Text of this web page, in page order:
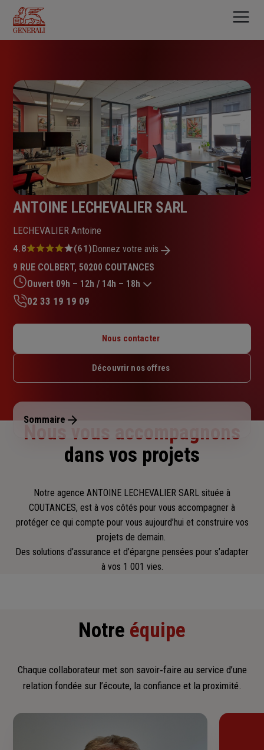
contenu
principal
ANTOINE LECHEVALIER SARL
LECHEVALIER Antoine
Note
4.8
sur
5
étoiles
4.8 (61)Donnez votre avis
9 RUE COLBERT, 50200 COUTANCES
Ouvert 09h – 12h / 14h – 18h
Mardi : 09h – 12h / 14h – 18h
Jeudi : 09h – 12h / 14h – 18h
Dimanche : Fermé
02 33 19 19 09
Nous contacter
Découvrir nos offres
Sommaire
Nous vous accompagnons
dans vos projets
Notre agence ANTOINE LECHEVALIER SARL située à
COUTANCES, est à vos côtés pour vous accompagner à
protéger ce qui compte pour vous aujourd’hui et construire vos
projets de demain.
Des solutions d’assurance et d’épargne pensées pour s’adapter
à vos 1 001 vies.
Notre équipe
Chaque collaborateur met son savoir‑faire au service d’une
relation fondée sur l’écoute, la confiance et la proximité.